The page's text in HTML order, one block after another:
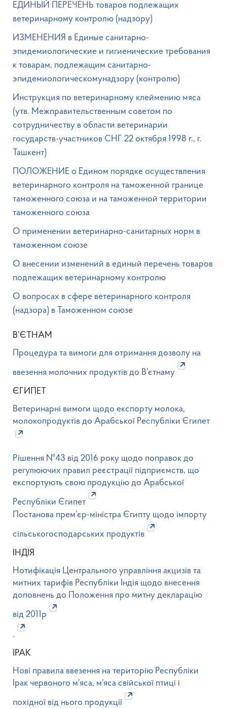
ЕДИНЫЙ ПЕРЕЧЕНЬ товаров подлежащих
ветеринарному контролю (надзору)
ИЗМЕНЕНИЯ в Единые санитарно-
эпидемиологические и гигиенические требования
к товарам, подлежащим санитарно-
эпидемиологическомунадзору (контролю)
Инструкция по ветеринарному клеймению мяса
(утв. Межправительственным советом по
сотрудничеству в области ветеринарии
государств-участников СНГ 22 октября 1998 г., г.
Ташкент)
ПОЛОЖЕНИЕ о Едином порядке осуществления
ветеринарного контроля на таможенной границе
таможенного союза и на таможенной территории
таможенного союза
О применении ветеринарно-санитарных норм в
таможенном союзе
О внесении изменений в единый перечень товаров
подлежащих ветеринарному контролю
О вопросах в сфере ветеринарного контроля
(надзора) в Таможенном союзе
В’ЄТНАМ
Процедура та вимоги для отримання дозволу на
ввезення молочних продуктів до В’єтнаму
ЄГИПЕТ
Ветеринарні вимоги щодо експорту молока,
молокопродуктів до Арабської Республіки Єгипет
Рішення №43 від 2016 року щодо поправок до
регулюючих правил реєстрації підприємств, що
експортують свою продукцію до Арабської
Республіки Єгипет
Постанова прем’єр-міністра Єгипту щодо імпорту
сільськогосподарських продуктів
ІНДІЯ
Нотифікація Центрального управління акцизів та
митних тарифів Республіки Індія щодо внесення
доповнень до Положення про митну декларацію
від 2011р
.
ІРАК
Нові правила ввезення на територію Республіки
Ірак червоного м’яса, м’яса свійської птиці і
похідної від нього продукції